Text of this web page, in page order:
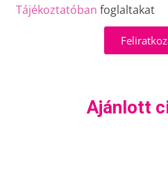
Tájékoztatóban foglaltakat
Ajánlott